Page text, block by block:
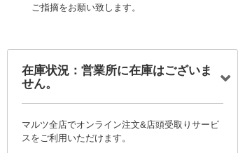
ご指摘をお願い致します。
在庫状況：営業所に在庫はございま
せん。
マルツ全店でオンライン注文&店頭受取りサービ
スをご利用いただけます。